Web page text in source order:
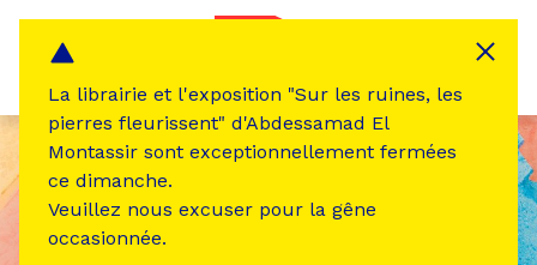
La librairie et l'exposition "Sur les ruines, les
pierres fleurissent" d'Abdessamad El
Montassir sont exceptionnellement fermées
ce dimanche.
Veuillez nous excuser pour la gêne
occasionnée.
Panneau de gestion des cookies